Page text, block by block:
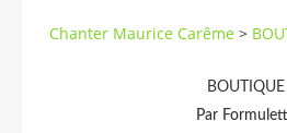
Chanter Maurice Carême >
BOUTIQUE
Par